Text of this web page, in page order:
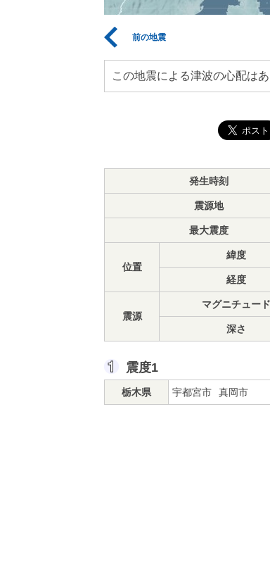
前の地震
この地震による津波の心配はあ
発生時刻
震源地
最大震度
位置
緯度
経度
震源
マグニチュード
深さ
震度1
栃木県 宇都宮市 真岡市